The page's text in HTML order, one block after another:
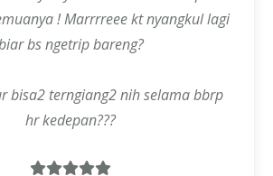
! Marrrreee kt nyangkul lagi
bs ngetrip bareng?
bisa2 terngiang2 nih selama bbrp
hr kedepan???